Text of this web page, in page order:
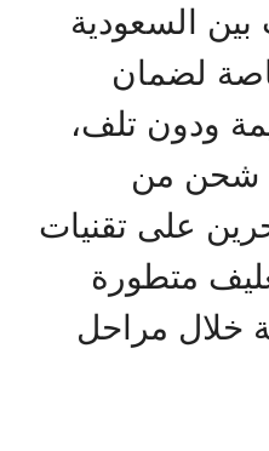
بين السعودية
لضمان
ودون تلف،
شحن من
على تقنيات
متطورة
خلال مراحل